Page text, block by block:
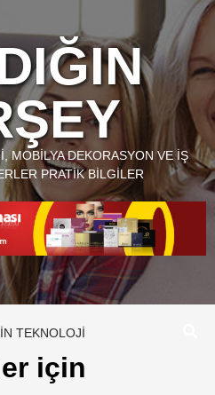
MOBILYA DEKORASYON VE İŞ
PRATIK BILGILER
TEKNOLOJI
için